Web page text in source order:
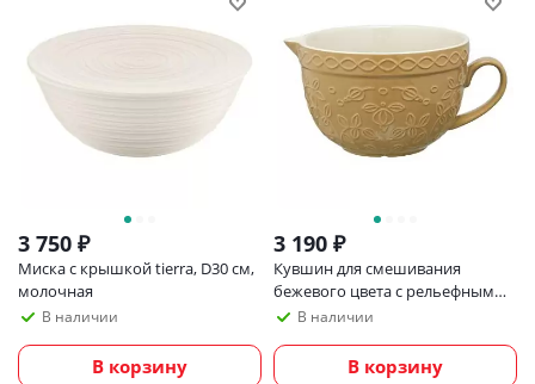
3 750 ₽
Миска с крышкой tierra, D30 см,
молочная
В наличии
В корзину
3 190 ₽
Кувшин для смешивания
бежевого цвета с рельефным
узором Ягоды Тайги из
В наличии
В корзину